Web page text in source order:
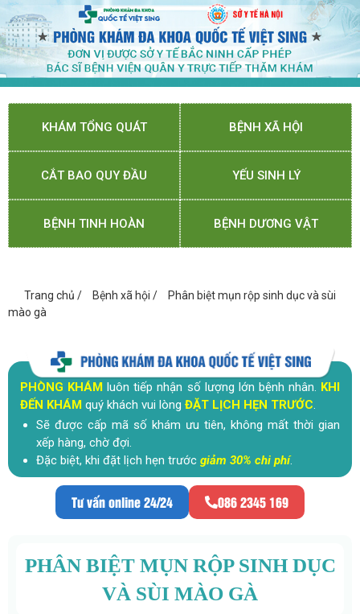
KHÁM TỔNG QUÁT BỆNH XÃ HỘI
CẮT BAO QUY ĐẦU YẾU SINH LÝ
BỆNH TINH HOÀN BỆNH DƯƠNG VẬT
Trang chủ / Bệnh xã hội /
Phân biệt mụn rộp sinh dục và sùi
mào gà
PHÒNG KHÁM luôn tiếp nhận số lượng lớn bệnh nhân. KHI
ĐẾN KHÁM quý khách vui lòng ĐẶT LỊCH HẸN TRƯỚC.
Sẽ được cấp mã số khám ưu tiên, không mất thời gian
xếp hàng, chờ đợi.
Đặc biệt, khi đặt lịch hẹn trước giảm 30% chi phí.
Tư vấn online 24/24 086 2345 169
PHÂN BIỆT MỤN RỘP SINH DỤC
VÀ SÙI MÀO GÀ